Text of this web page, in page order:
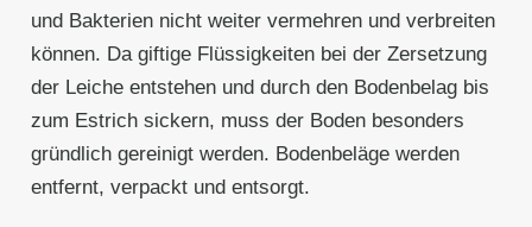
und Bakterien nicht weiter vermehren und verbreiten
können. Da giftige Flüssigkeiten bei der Zersetzung
der Leiche entstehen und durch den Bodenbelag bis
zum Estrich sickern, muss der Boden besonders
gründlich gereinigt werden. Bodenbeläge werden
entfernt, verpackt und entsorgt.